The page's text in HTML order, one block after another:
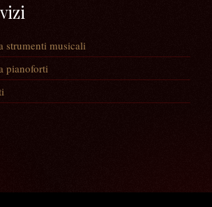
strumenti musicali
pianoforti